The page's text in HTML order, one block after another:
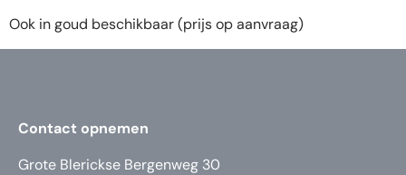
Ook in goud beschikbaar (prijs op aanvraag)
Contact opnemen
Grote Blerickse Bergenweg 30